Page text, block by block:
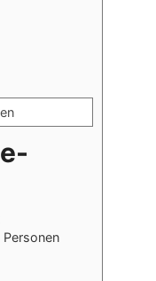
Personen